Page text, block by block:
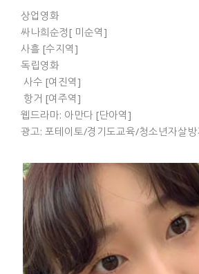
상업영화
싸나희순정[ 미순역]
사흘 [수지역]
독립영화
사수 [여진역]
항거 [여주역]
웹드라마: 아만다 [단아역]
광고: 포테이토/경기도교육/청소년자살방